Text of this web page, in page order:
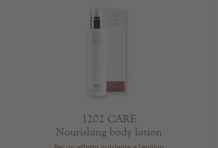
1202 CARE
Nourishing body lotion